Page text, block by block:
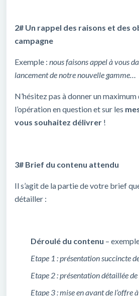
2# Un rappel des raisons et des
campagne
Exemple : nous faisons appel à vous
lancement de notre nouvelle gamme…
N’hésitez pas à donner un
l’opération en question et sur les
vous souhaitez délivrer !
3# Brief du contenu attendu
Il s’agit de la partie de votre brief
détailler :
Déroulé du contenu –
Etape 1 : présentation succincte
Etape 2 : présentation détaillée
Etape 3 : mise en avant de l’offre